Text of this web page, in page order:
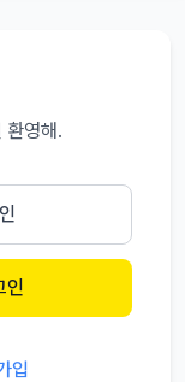
환영해.
인
입